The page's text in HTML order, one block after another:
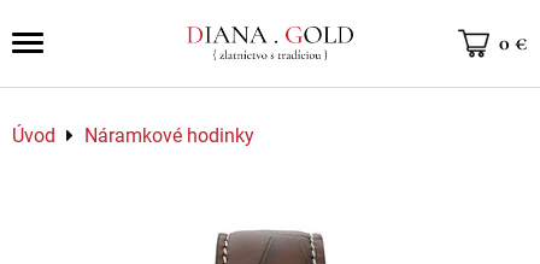
0 €
Úvod Náramkové hodinky